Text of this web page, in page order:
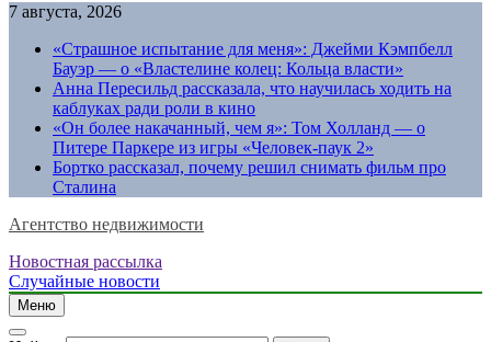
7 августа, 2026
«Страшное испытание для меня»: Джейми Кэмпбелл
Бауэр — о «Властелине колец: Кольца власти»
Анна Пересильд рассказала, что научилась ходить на
каблуках ради роли в кино
«Он более накачанный, чем я»: Том Холланд — о
Питере Паркере из игры «Человек-паук 2»
Бортко рассказал, почему решил снимать фильм про
Сталина
Агентство недвижимости
Новостная рассылка
Случайные новости
Меню